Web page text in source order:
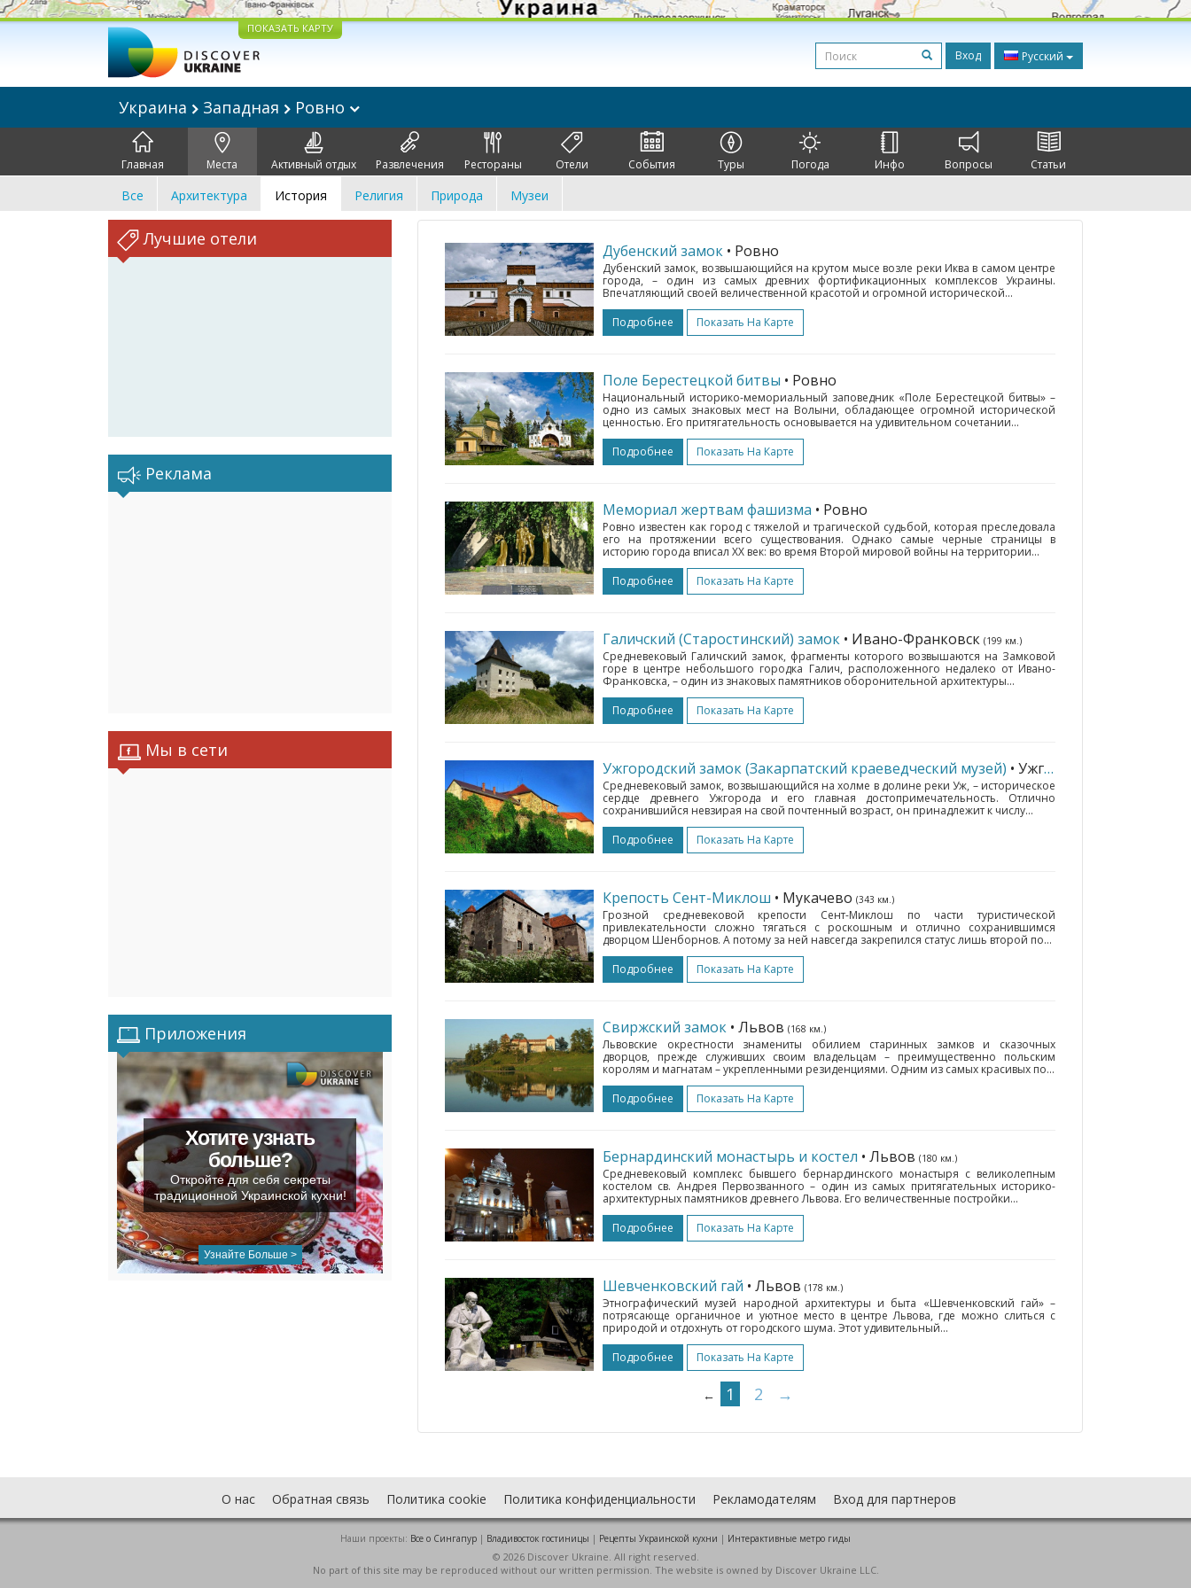
ПОКАЗАТЬ КАРТУ
Вход Русский
Украина Западная Ровно
Главная Места Активный отдых Развлечения Рестораны Отели События Туры Погода Инфо Вопросы Статьи
Все Архитектура История Религия Природа Музеи
Лучшие отели
Реклама
Мы в сети
Приложения
Хотите узнать
больше?
Откройте для себя секреты
традиционной Украинской кухни!
Узнайте Больше >
Дубенский замок • Ровно
Дубенский замок, возвышающийся на крутом мысе возле реки Иква в самом центре
города, – один из самых древних фортификационных комплексов Украины.
Впечатляющий своей величественной красотой и огромной исторической...
Подробнее
Показать На Карте
Поле Берестецкой битвы • Ровно
Национальный историко-мемориальный заповедник «Поле Берестецкой битвы» –
одно из самых знаковых мест на Волыни, обладающее огромной исторической
ценностью. Его притягательность основывается на удивительном сочетании...
Подробнее
Показать На Карте
Мемориал жертвам фашизма • Ровно
Ровно известен как город с тяжелой и трагической судьбой, которая преследовала
его на протяжении всего существования. Однако самые черные страницы в
историю города вписал ХХ век: во время Второй мировой войны на территории...
Подробнее
Показать На Карте
Галичский (Старостинский) замок • Ивано-Франковск (199 км.)
Средневековый Галичский замок, фрагменты которого возвышаются на Замковой
горе в центре небольшого городка Галич, расположенного недалеко от Ивано-
Франковска, – один из знаковых памятников оборонительной архитектуры...
Подробнее
Показать На Карте
Ужгородский замок (Закарпатский краеведческий музей) • Ужгород
Средневековый замок, возвышающийся на холме в долине реки Уж, – историческое
сердце древнего Ужгорода и его главная достопримечательность. Отлично
сохранившийся невзирая на свой почтенный возраст, он принадлежит к числу...
Подробнее
Показать На Карте
Крепость Сент-Миклош • Мукачево (343 км.)
Грозной средневековой крепости Сент-Миклош по части туристической
привлекательности сложно тягаться с роскошным и отлично сохранившимся
дворцом Шенборнов. А потому за ней навсегда закрепился статус лишь второй по...
Подробнее
Показать На Карте
Свиржский замок • Львов (168 км.)
Львовские окрестности знамениты обилием старинных замков и сказочных
дворцов, прежде служивших своим владельцам – преимущественно польским
королям и магнатам – укрепленными резиденциями. Одним из самых красивых по...
Подробнее
Показать На Карте
Бернардинский монастырь и костел • Львов (180 км.)
Средневековый комплекс бывшего бернардинского монастыря с великолепным
костелом св. Андрея Первозванного – один из самых притягательных историко-
архитектурных памятников древнего Львова. Его величественные постройки...
Подробнее
Показать На Карте
Шевченковский гай • Львов (178 км.)
Этнографический музей народной архитектуры и быта «Шевченковский гай» –
потрясающе органичное и уютное место в центре Львова, где можно слиться с
природой и отдохнуть от городского шума. Этот удивительный...
Подробнее
Показать На Карте
← 1 2 →
О нас Обратная связь Политика cookie Политика конфиденциальности Рекламодателям Вход для партнеров
Наши проекты: Все о Cингапур | Владивосток гостиницы | Рецепты Украинской кухни | Интерактивные метро гиды
© 2026 Discover Ukraine. All right reserved.
No part of this site may be reproduced without our written permission. The website is owned by Discover Ukraine LLC.